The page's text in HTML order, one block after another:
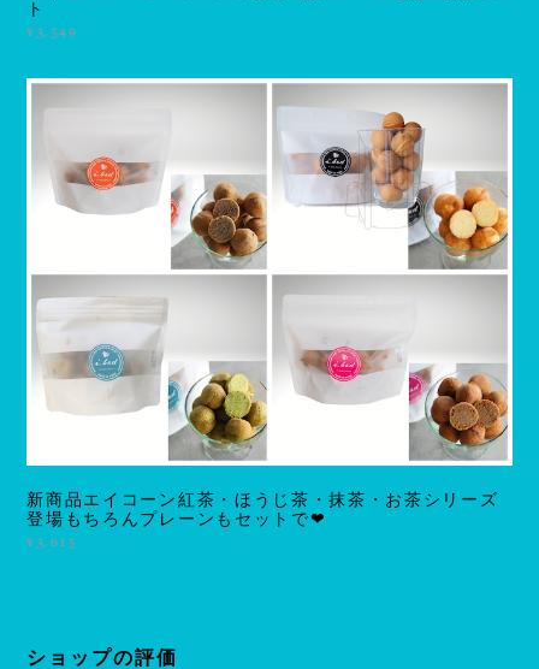
ト
¥3,549
新商品エイコーン紅茶・ほうじ茶・抹茶・お茶シリーズ
登場もちろんプレーンもセットで❤
¥3,615
ショップの評価